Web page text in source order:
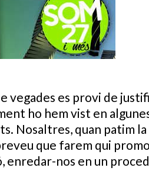
vegades es provi de
ho hem vist en
Nosaltres, quan patim
que farem qui
enredar-nos en un